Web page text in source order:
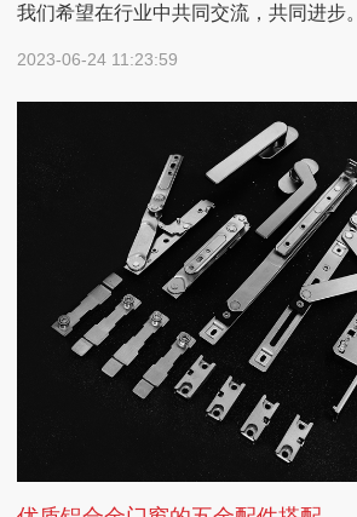
我们希望在行业中共同交流，共同进步。
2023-06-24 11:23:59